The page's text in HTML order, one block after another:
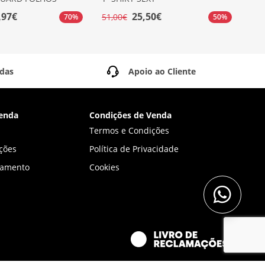
70%
51,00€ 25,50€ 50%
Apoio ao Cliente
Condições de Venda
Termos e Condições
Política de Privacidade
Cookies